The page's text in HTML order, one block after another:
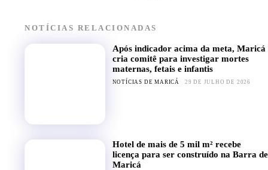
NOTÍCIAS RELACIONADAS
Após indicador acima da meta, Maricá
cria comitê para investigar mortes
maternas, fetais e infantis
NOTÍCIAS DE MARICÁ 29 DE JULHO DE 2026
Hotel de mais de 5 mil m² recebe
licença para ser construído na Barra de
Maricá